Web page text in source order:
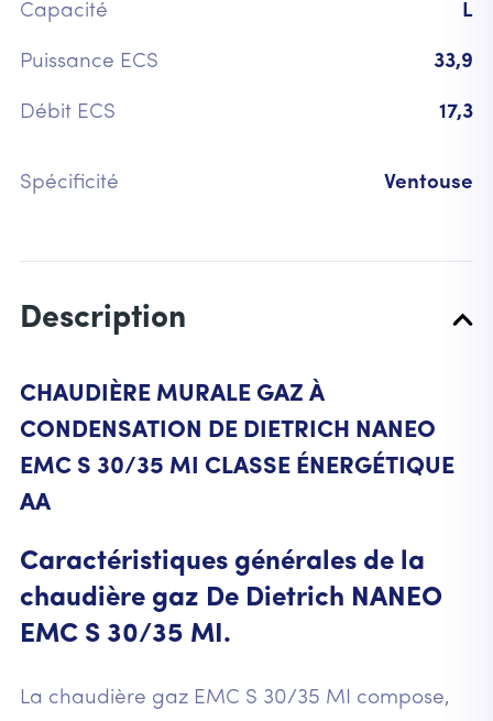
Capacité L
Puissance ECS 33,9
Débit ECS 17,3
Spécificité Ventouse
Description
CHAUDIÈRE MURALE GAZ À
CONDENSATION DE DIETRICH NANEO
EMC S 30/35 MI CLASSE ÉNERGÉTIQUE
AA
Caractéristiques générales de la
chaudière gaz De Dietrich NANEO
EMC S 30/35 MI.
La chaudière gaz EMC S 30/35 MI compose,